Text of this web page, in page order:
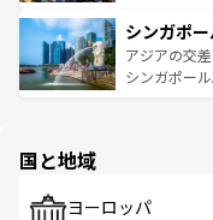
参照してほし
激する。気
が待ってい
た文化、そ
み、どこを
ており、効
うな絶景か
シンガポ
アジアの交
シンガポー
で、ホーカ
国と地域
ヨーロッパ